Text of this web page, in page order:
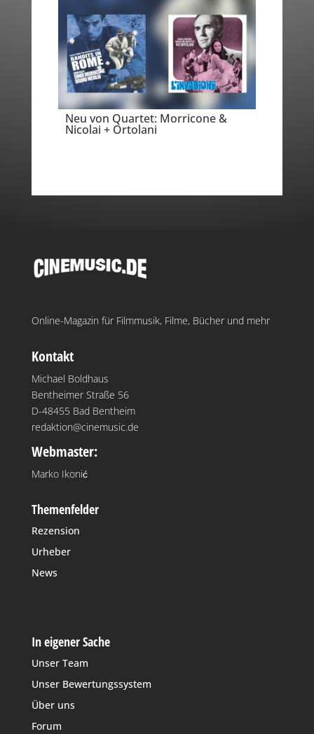
Neu von Quartet: Morricone &
Nicolai + Ortolani
Online-Magazin für Filmmusik, Filme, Bücher und mehr
Kontakt
Michael Boldhaus
Bentheimer Straße 56
D-48455 Bad Bentheim
redaktion@cinemusic.de
Webmaster:
Marko Ikonić
Themenfelder
Rezension
Urheber
News
In eigener Sache
Unser Team
Unser Bewertungssystem
Über uns
Forum